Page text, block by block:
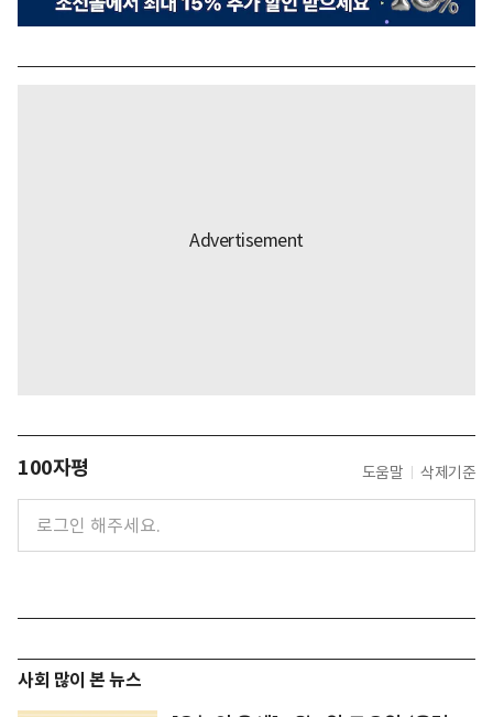
100자평 도움말 삭제기준
사회 많이 본 뉴스